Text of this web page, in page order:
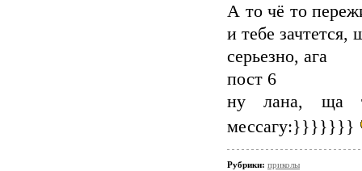
А то чё то
и тебе зачтется,
серьезно, ага
пост 6
ну лана, ща
мессагу:}}}}}}}
Рубрики: приколы